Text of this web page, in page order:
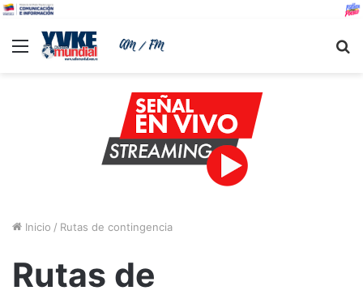
Menu
Inicio / Rutas de contingencia
Rutas de